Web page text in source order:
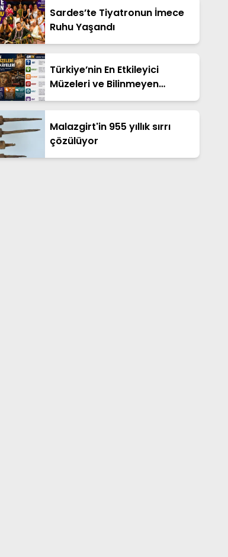
Sardes’te Tiyatronun İmece
Ruhu Yaşandı
Türkiye’nin En Etkileyici
Müzeleri ve Bilinmeyen
Hikâyeleri
Malazgirt'in 955 yıllık sırrı
çözülüyor